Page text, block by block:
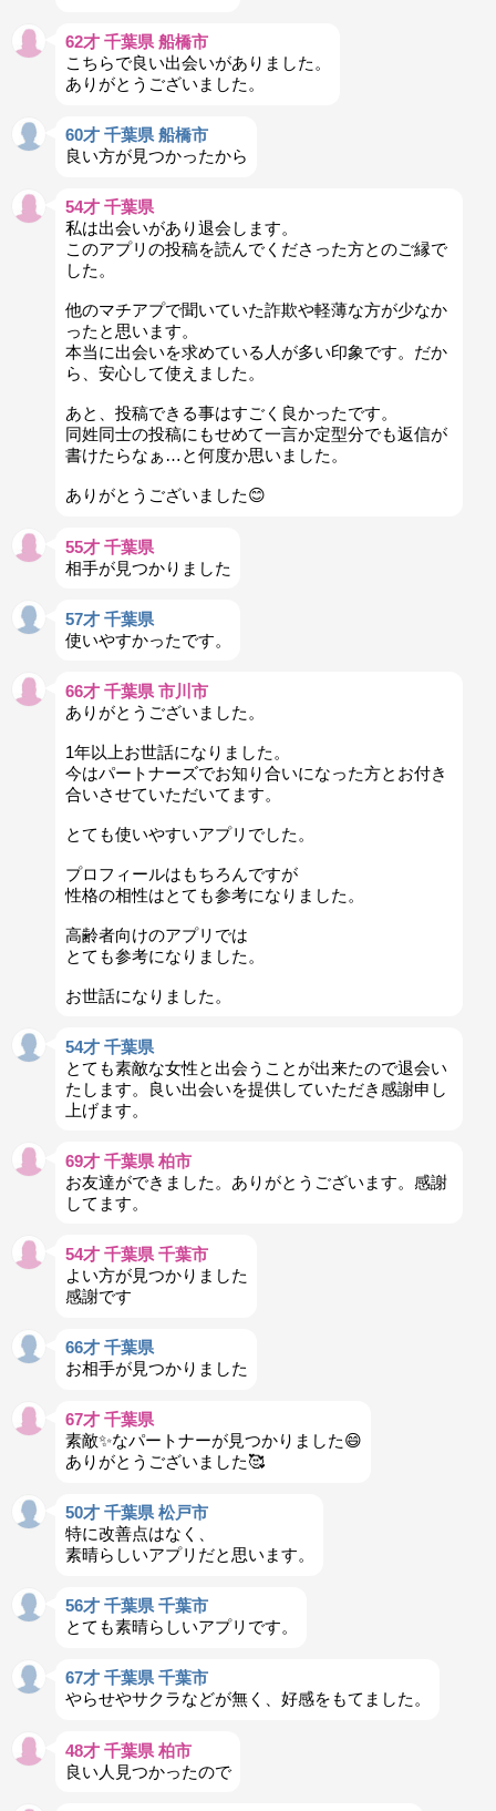
62才 千葉県 船橋市
こちらで良い出会いがありました。
ありがとうございました。
60才 千葉県 船橋市
良い方が見つかったから
54才 千葉県
私は出会いがあり退会します。
このアプリの投稿を読んでくださった方とのご縁で
した。
他のマチアプで聞いていた詐欺や軽薄な方が少なか
ったと思います。
本当に出会いを求めている人が多い印象です。だか
ら、安心して使えました。
あと、投稿できる事はすごく良かったです。
同姓同士の投稿にもせめて一言か定型分でも返信が
書けたらなぁ…と何度か思いました。
ありがとうございました😊
55才 千葉県
相手が見つかりました
57才 千葉県
使いやすかったです。
66才 千葉県 市川市
ありがとうございました。
1年以上お世話になりました。
今はパートナーズでお知り合いになった方とお付き
合いさせていただいてます。
とても使いやすいアプリでした。
プロフィールはもちろんですが
性格の相性はとても参考になりました。
高齢者向けのアプリでは
とても参考になりました。
お世話になりました。
54才 千葉県
とても素敵な女性と出会うことが出来たので退会い
たします。良い出会いを提供していただき感謝申し
上げます。
69才 千葉県 柏市
お友達ができました。ありがとうございます。感謝
してます。
54才 千葉県 千葉市
よい方が見つかりました
感謝です
66才 千葉県
お相手が見つかりました
67才 千葉県
素敵✨️なパートナーが見つかりました😄
ありがとうございました🥰
50才 千葉県 松戸市
特に改善点はなく、
素晴らしいアプリだと思います。
56才 千葉県 千葉市
とても素晴らしいアプリです。
67才 千葉県 千葉市
やらせやサクラなどが無く、好感をもてました。
48才 千葉県 柏市
良い人見つかったので